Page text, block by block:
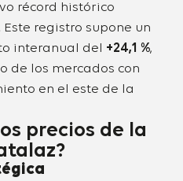
récord histórico
Este registro supone un
interanual del +24,1 %,
de los mercados con
en el este de la
precios de la